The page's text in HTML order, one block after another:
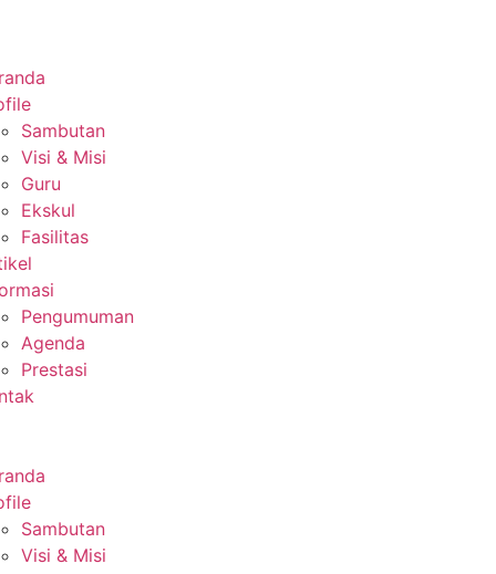
Sambutan
Visi & Misi
Guru
Ekskul
Fasilitas
Pengumuman
Agenda
Prestasi
Sambutan
Visi & Misi